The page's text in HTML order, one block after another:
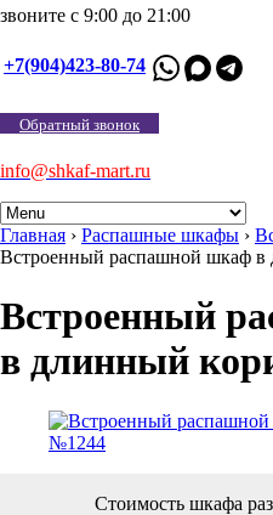
звоните с 9:00 до 21:00
+7(904)423-80-74
Обратный звонок
info@shkaf-mart.ru
Главная › Распашные шкафы ›
Встроенный распашной шкаф
Встроенный
в длинный
Стоимость шкафа